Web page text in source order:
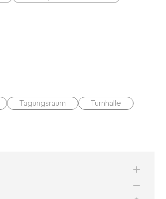
Tagungsraum Turnhalle